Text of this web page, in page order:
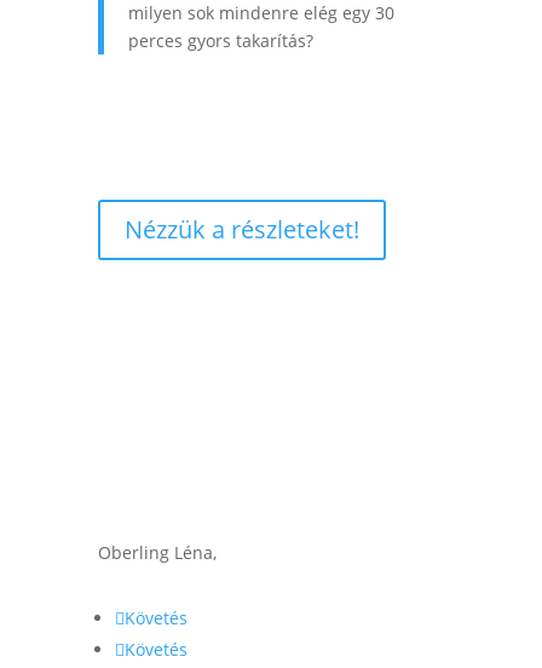
milyen sok mindenre elég egy 30
perces gyors takarítás?
Nézzük a részleteket!
Oberling Léna,
Követés
Követés